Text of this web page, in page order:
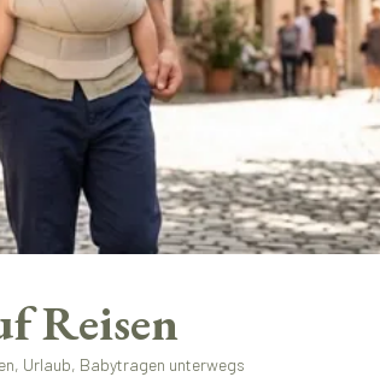
Reisen
Urlaub, Babytragen unterwegs